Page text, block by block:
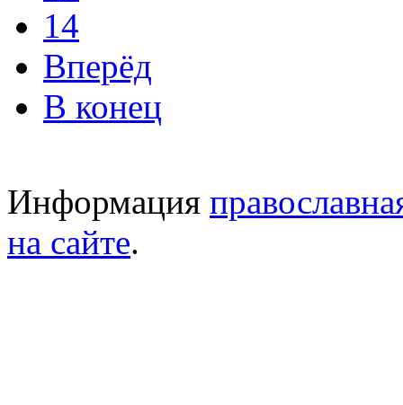
14
Вперёд
В конец
Информация
на сайте.